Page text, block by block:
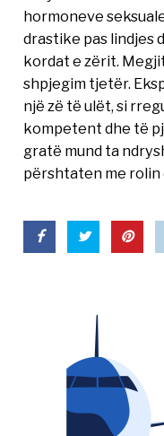
hormoneve
drastike pas lindjes
kordat e zërit.
shpjegim tjetër.
një zë të ulët, si
kompetent dhe të
gratë mund ta
përshtaten me rolin